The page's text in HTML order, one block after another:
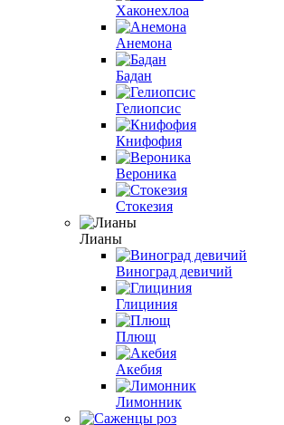
Хаконехлоа
Анемона
Бадан
Гелиопсис
Книфофия
Вероника
Стокезия
Лианы
Виноград девичий
Глициния
Плющ
Акебия
Лимонник